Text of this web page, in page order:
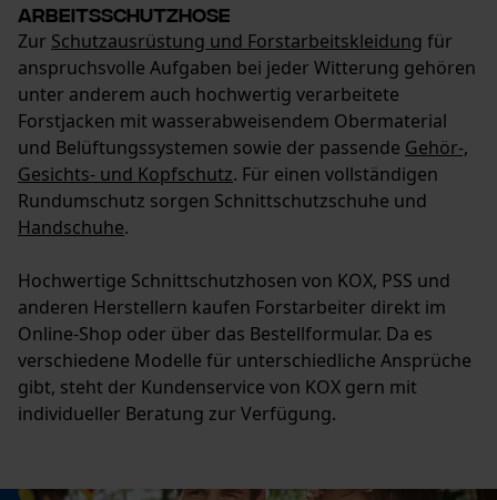
Arbeitsschutzhose
Zur Schutzausrüstung und Forstarbeitskleidung für
anspruchsvolle Aufgaben bei jeder Witterung gehören
unter anderem auch hochwertig verarbeitete
Forstjacken mit wasserabweisendem Obermaterial
und Belüftungssystemen sowie der passende Gehör-,
Gesichts- und Kopfschutz. Für einen vollständigen
Rundumschutz sorgen Schnittschutzschuhe und
Handschuhe.
Hochwertige Schnittschutzhosen von KOX, PSS und
anderen Herstellern kaufen Forstarbeiter direkt im
Online-Shop oder über das Bestellformular. Da es
verschiedene Modelle für unterschiedliche Ansprüche
gibt, steht der Kundenservice von KOX gern mit
individueller Beratung zur Verfügung.